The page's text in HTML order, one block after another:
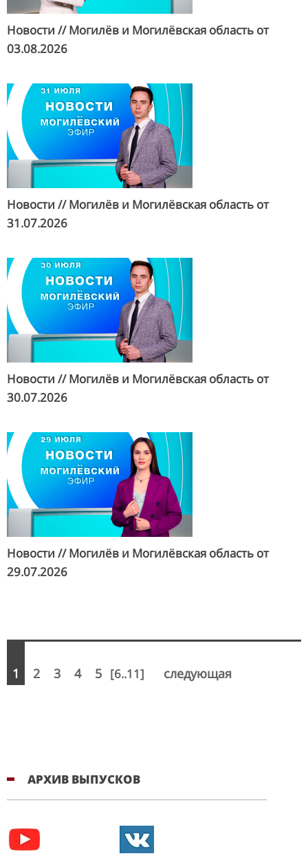
АРХИВ ВЫПУСКОВ
Новости // Могилёв и Могилёвская область от
03.08.2026
Новости // Могилёв и Могилёвская область от
31.07.2026
Новости // Могилёв и Могилёвская область от
30.07.2026
Новости // Могилёв и Могилёвская область от
29.07.2026
1 2 3 4 5 [6..11] следующая